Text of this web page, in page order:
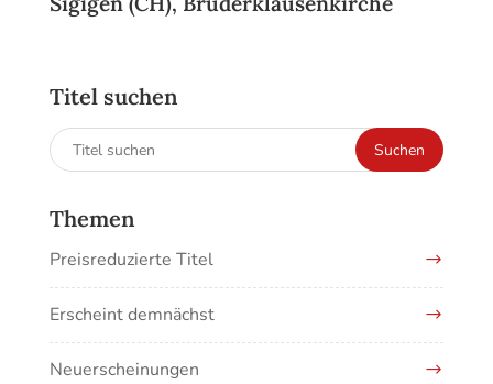
Titel suchen
Suchen
nach:
Suchen
Themen
Preisreduzierte Titel
Erscheint demnächst
Neuerscheinungen